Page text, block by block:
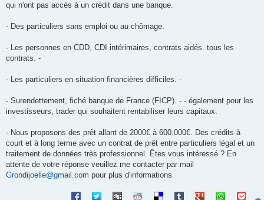
a
qui n'ont pas accès à un crédit dans une banque.
- Des particuliers sans emploi ou au chômage.
- Les personnes en CDD, CDI intérimaires, contrats aidés. tous les
contrats. -
- Les particuliers en situation financières difficiles. -
- Surendettement, fiché banque de France (FICP). - - également pour les
investisseurs, trader qui souhaitent rentabiliser leurs capitaux.
- Nous proposons des prêt allant de 2000€ à 600.000€. Des crédits à
court et à long terme avec un contrat de prêt entre particuliers légal et un
traitement de données très professionnel. Êtes vous intéressé ? En
attente de votre réponse veuillez me contacter par mail
Grondijoelle@gmail.com pour plus d'informations